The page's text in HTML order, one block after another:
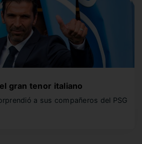
gran tenor italiano
a sus compañeros del PSG